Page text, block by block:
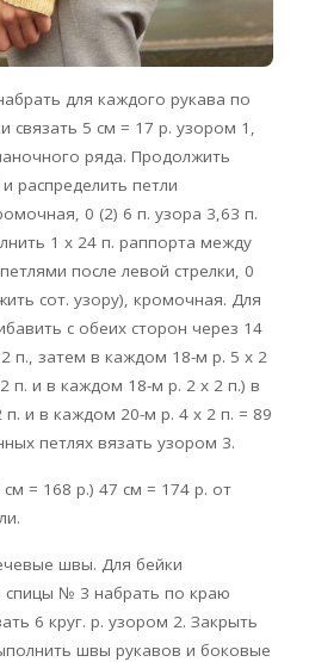
для каждого рукава по
связать 5 см = 17 р. узором 1,
ряда. Продолжить
распределить петли
0 (2) 6 п. узора 3,63 п.
1 х 24 п. раппорта между
после левой стрелки, 0
сот. узору), кромочная. Для
с обеих сторон через 14
п., затем в каждом 18-м р. 5 х 2
п. и в каждом 18-м р. 2 х 2 п.) в
и в каждом 20-м р. 4 х 2 п. = 89
петлях вязать узором 3.
= 168 р.) 47 см = 174 р. от
швы. Для бейки
спицы № 3 набрать по краю
6 круг. р. узором 2. Закрыть
швы рукавов и боковые